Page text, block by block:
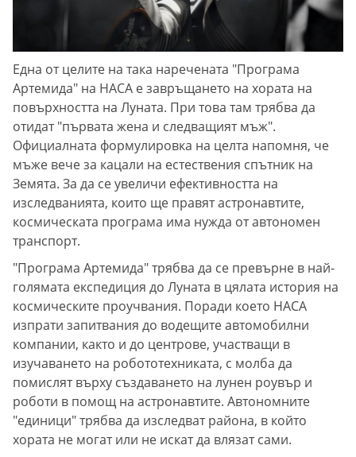
Една от целите на така наречената "Програма
Артемида" на НАСА е завръщането на хората на
повърхността на Луната. При това там трябва да
отидат "първата жена и следващият мъж".
Официалната формулировка на целта напомня, че
мъже вече за кацали на естествения спътник на
Земята. За да се увеличи ефективността на
изследванията, които ще правят астронавтите,
космическата програма има нужда от автономен
транспорт.
"Програма Артемида" трябва да се превърне в най-
голямата експедиция до Луната в цялата история на
космическите проучвания. Поради което НАСА
изпрати запитвания до водещите автомобилни
компании, както и до центрове, участващи в
изучаването на робототехниката, с молба да
помислят върху създаването на лунен роувър и
роботи в помощ на астронавтите. Автономните
"единици" трябва да изследват района, в който
хората не могат или не искат да влязат сами.